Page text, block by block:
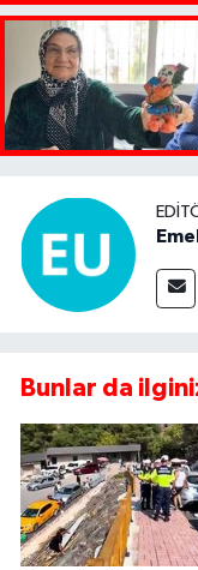
Bunlar da